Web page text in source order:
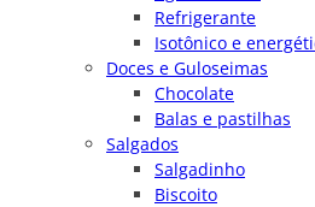
Refrigerante
Isotônico e
Doces e Guloseimas
Chocolate
Balas e pastilhas
Salgados
Salgadinho
Biscoito